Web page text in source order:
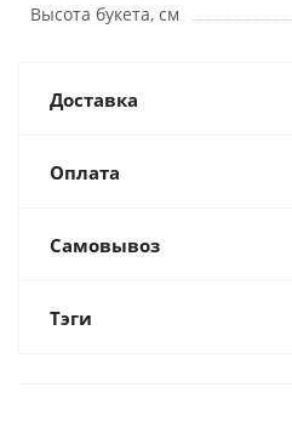
Высота букета, см
Доставка
Оплата
Самовывоз
Тэги